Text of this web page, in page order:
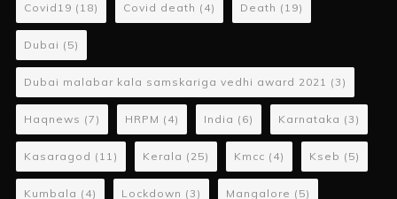
Covid19 (18) Covid death (4) Death (19)
Dubai (5)
Dubai malabar kala samskariga vedhi award 2021 (3)
Haqnews (7) HRPM (4) India (6) Karnataka (3)
Kasaragod (11) Kerala (25) Kmcc (4) Kseb (5)
Kumbala (4) Lockdown (3) Mangalore (5)